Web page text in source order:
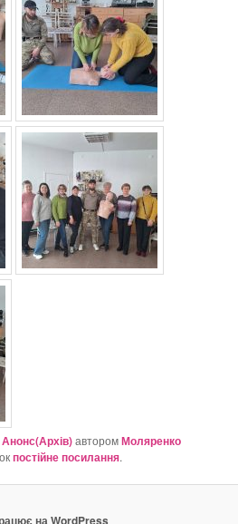
Анонс(Архів)авторомМоляренко
постійне посилання.
на WordPress